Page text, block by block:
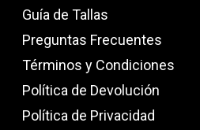
Guía de Tallas
Preguntas Frecuentes
Términos y Condiciones
Política de Devolución
Política de Privacidad